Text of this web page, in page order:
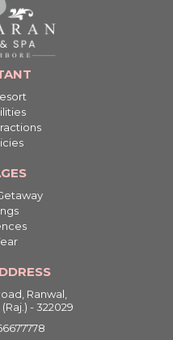
Ranwal,
- 322029